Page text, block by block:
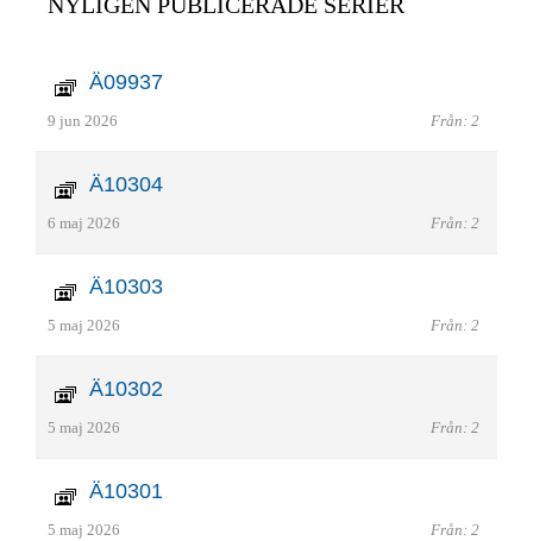
Ä09937
9 jun 2026 Från: 2
Ä10304
6 maj 2026 Från: 2
Ä10303
5 maj 2026 Från: 2
Ä10302
5 maj 2026 Från: 2
Ä10301
5 maj 2026 Från: 2